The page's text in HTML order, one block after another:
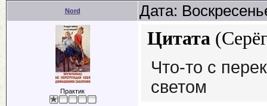
Nord Дата:
Практик
Цитата (
Что-то с
светом